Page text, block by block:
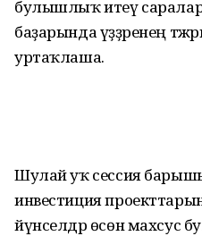
булышлыҡ итеү саралары
баҙарында үҙҙәренең
уртаҡлаша.
Шулай уҡ сессия
инвестиция
йүнселдәр өсөн махсус